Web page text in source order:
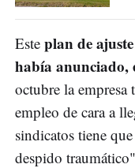
Este plan de
había anunciado,
octubre la empresa
empleo de cara a
sindicatos tiene
despido